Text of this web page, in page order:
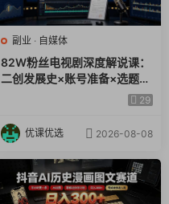
副业 · 自媒体
82W粉丝电视剧深度解说课：
二创发展史×账号准备×选题×
资源下载×爆款文案×配音×剪29
优课优选 2026-08-08